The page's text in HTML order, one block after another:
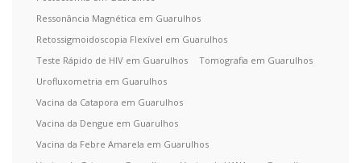
Ressonância Magnética em Guarulhos
Retossigmoidoscopia Flexível em Guarulhos
Teste Rápido de HIV em Guarulhos
Tomografia em Guarulhos
Urofluxometria em Guarulhos
Vacina da Catapora em Guarulhos
Vacina da Dengue em Guarulhos
Vacina da Febre Amarela em Guarulhos